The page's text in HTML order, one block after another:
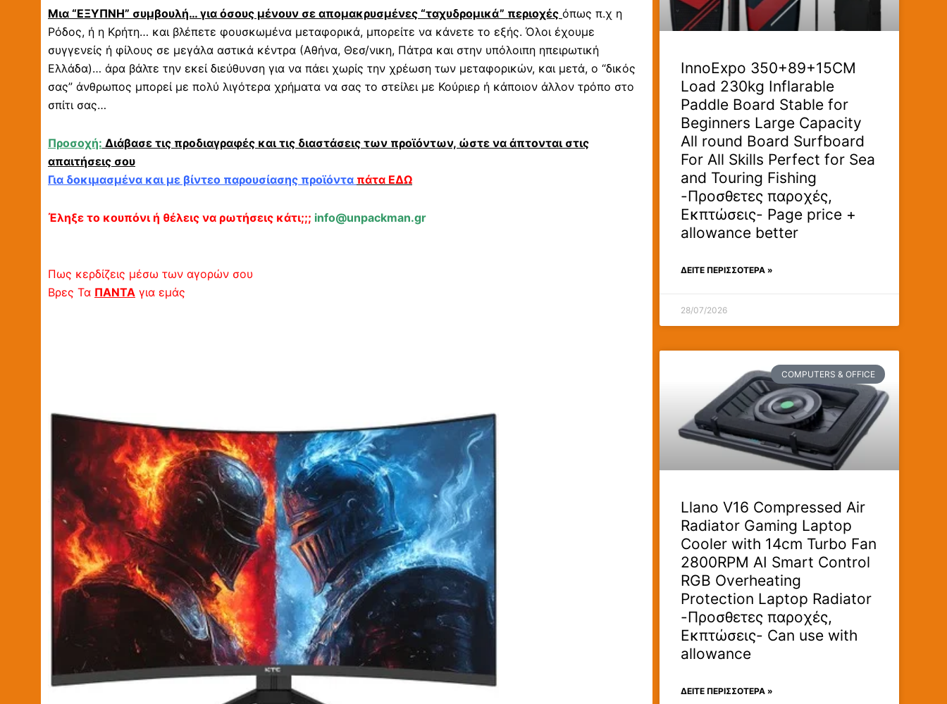
Μια “ΕΞΥΠΝΗ” συμβουλή… για όσους μένουν σε απομακρυσμένες “ταχυδρομικά” περιοχές όπως π.χ η
Ρόδος, ή η Κρήτη… και βλέπετε φουσκωμένα μεταφορικά, μπορείτε να κάνετε το εξής. Όλοι έχουμε
συγγενείς ή φίλους σε μεγάλα αστικά κέντρα (Αθήνα, Θεσ/νικη, Πάτρα και στην υπόλοιπη ηπειρωτική
Ελλάδα)… άρα βάλτε την εκεί διεύθυνση για να πάει χωρίς την χρέωση των μεταφορικών, και μετά, ο “δικός
σας” άνθρωπος μπορεί με πολύ λιγότερα χρήματα να σας το στείλει με Κούριερ ή κάποιον άλλον τρόπο στο
σπίτι σας…
Προσοχή: Διάβασε τις προδιαγραφές και τις διαστάσεις των προϊόντων, ώστε να άπτονται στις
απαιτήσεις σου
Για δοκιμασμένα και με βίντεο παρουσίασης προϊόντα πάτα ΕΔΩ
Έληξε το κουπόνι ή θέλεις να ρωτήσεις κάτι;;; info@unpackman.gr
Πως κερδίζεις μέσω των αγορών σου
Βρες Τα ΠΑΝΤΑ για εμάς
InnoExpo 350+89+15CM
Load 230kg Inflarable
Paddle Board Stable for
Beginners Large Capacity
All round Board Surfboard
For All Skills Perfect for Sea
and Touring Fishing
-Προσθετες παροχές,
Εκπτώσεις- Page price +
allowance better
ΔΕΊΤΕ ΠΕΡΙΣΣΟΤΕΡΑ »
28/07/2026
COMPUTERS & OFFICE
Llano V16 Compressed Air
Radiator Gaming Laptop
Cooler with 14cm Turbo Fan
2800RPM AI Smart Control
RGB Overheating
Protection Laptop Radiator
-Προσθετες παροχές,
Εκπτώσεις- Can use with
allowance
ΔΕΊΤΕ ΠΕΡΙΣΣΟΤΕΡΑ »